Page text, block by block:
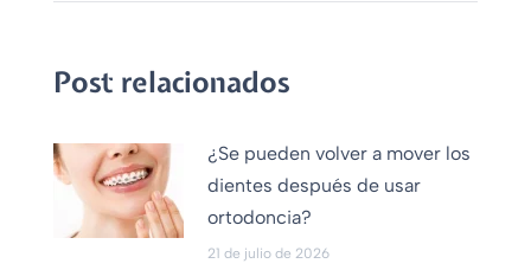
Post relacionados
¿Se pueden volver a mover los
dientes después de usar
ortodoncia?
21 de julio de 2026